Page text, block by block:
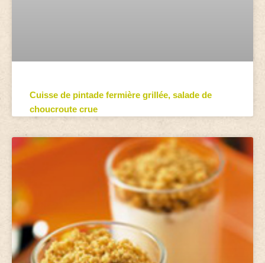
Cuisse de pintade fermière grillée, salade de
choucroute crue